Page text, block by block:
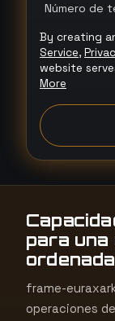
t
e
d
S
s
+
1
Número de
By creating
Service,
website
More
para una
ordenada
frame-
operaciones